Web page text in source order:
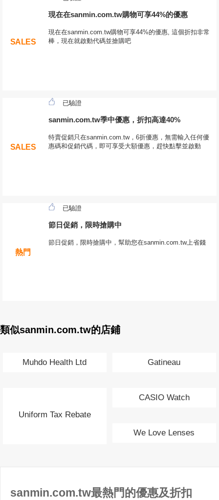
SALES
現在在sanmin.com.tw購物可享44%的優惠
現在在sanmin.com.tw購物可享44%的優惠, 這個折扣非常
棒，現在就啟動代碼並搶購吧
SALES
已驗證
sanmin.com.tw季中優惠，折扣高達40%
特賣促銷只在sanmin.com.tw，6折優惠，無需輸入任何優
惠碼和促銷代碼，即可享受大額優惠，趕快點擊並啟動
熱門
已驗證
節日促銷，限時搶購中
節日促銷，限時搶購中，幫助您在sanmin.com.tw上省錢
類似sanmin.com.tw的店鋪
Muhdo Health Ltd Gatineau
Uniform Tax Rebate
CASIO Watch
We Love Lenses
sanmin.com.tw最熱門的優惠及折扣